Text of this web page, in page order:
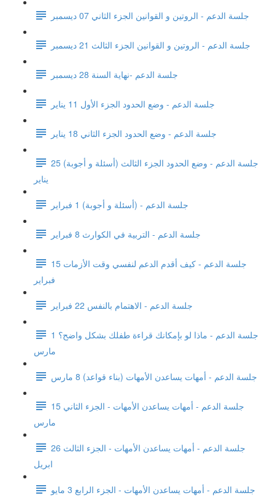
جلسة الدعم - الروتين و القوانين الجزء الثاني 07 ديسمبر
جلسة الدعم - الروتين و القوانين الجزء الثالث 21 ديسمبر
جلسة الدعم -نهاية السنة 28 ديسمبر
جلسة الدعم - وضع الحدود الجزء الأول 11 يناير
جلسة الدعم - وضع الحدود الجزء الثاني 18 يناير
جلسة الدعم - وضع الحدود الجزء الثالث (أسئلة و أجوبة) 25
يناير
جلسة الدعم - (أسئلة و أجوبة) 1 فبراير
جلسة الدعم - التربية في الكوارث 8 فبراير
جلسة الدعم - كيف أقدم الدعم لنفسي وقت الأزمات 15
فبراير
جلسة الدعم - الاهتمام بالنفس 22 فبراير
جلسة الدعم - ماذا لو بإمكانك قراءة طفلك بشكل واضح؟ 1
مارس
جلسة الدعم - أمهات يساعدن الأمهات (بناء قواعد) 8 مارس
جلسة الدعم - أمهات يساعدن الأمهات - الجزء الثاني 15
مارس
جلسة الدعم - أمهات يساعدن الأمهات - الجزء الثالث 26
ابريل
جلسة الدعم - أمهات يساعدن الأمهات - الجزء الرابع 3 مايو